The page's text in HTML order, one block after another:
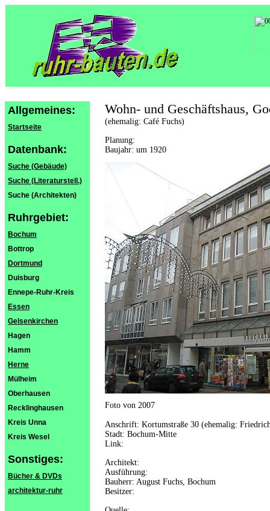
Allgemeines:
Startseite
Datenbank:
Suche (Gebäude)
Suche (Literaturstell.)
Suche (Architekten)
Ruhrgebiet:
Bochum
Bottrop
Dortmund
Duisburg
Ennepe-Ruhr-Kreis
Essen
Gelsenkirchen
Hagen
Hamm
Herne
Mülheim
Oberhausen
Recklinghausen
Kreis Unna
Kreis Wesel
Sonstiges:
Bücher & DVDs
architektur-ruhr
Wohn- und Geschäftshaus,
(ehemalig: Café Fuchs)
Planung:
Baujahr: um 1920
Foto von 2007
Anschrift: Kortumstraße 30 (ehemalig:
Stadt: Bochum-Mitte
Link:
Architekt:
Ausführung:
Bauherr: August Fuchs, Bochum
Besitzer: